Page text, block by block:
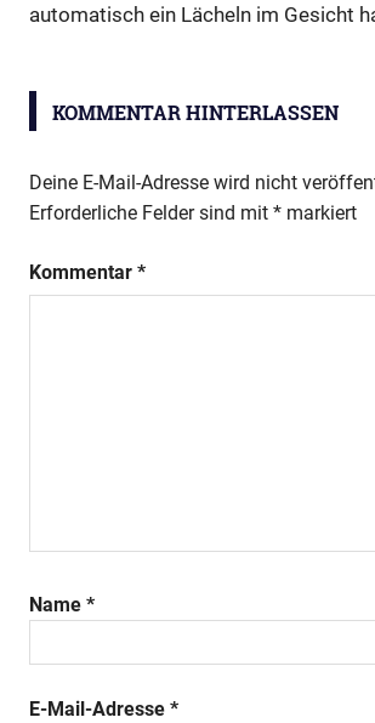
automatisch ein Lächeln im Gesicht
Adventskalender
KOMMENTAR HINTERLASSEN
Deine E-Mail-Adresse wird nicht
Erforderliche Felder sind mit * markiert
Kommentar *
Name *
E-Mail-Adresse *